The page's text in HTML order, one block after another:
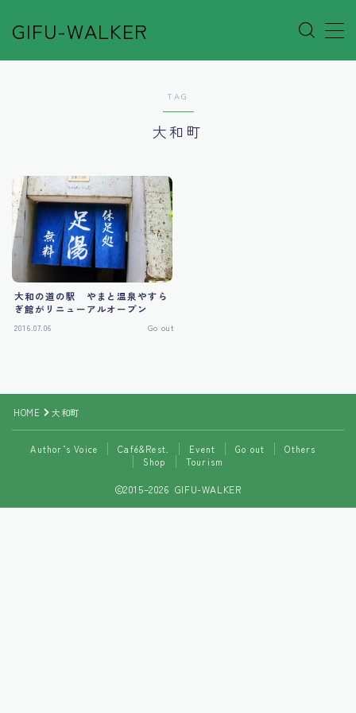
GIFU-WALKER
MENU
Event
Go out
Others
Shop
TAG
大和町
大和の道の駅 やまと温泉やすら
ぎ館がリニューアルオープン
2016.07.06 Go out
HOME 大和町
Author’s Voice Café&Rest. Event Go out
Others
Shop
Tourism
2015–2026 GIFU-WALKER